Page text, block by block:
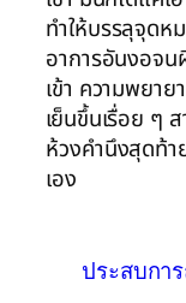
ประสบกา